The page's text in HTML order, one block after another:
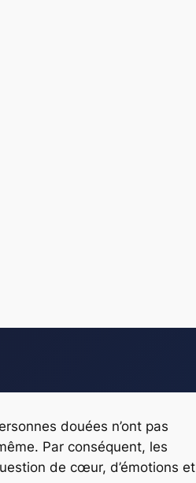
douées n’ont pas
Par conséquent, les
de cœur, d’émotions et